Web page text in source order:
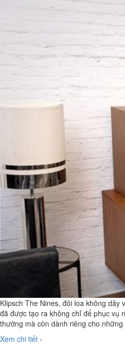
Klipsch The Nines, đôi loa không dây
đã được tạo ra không chỉ để phục vụ
thường mà còn dành riêng cho
Xem chi tiết ›